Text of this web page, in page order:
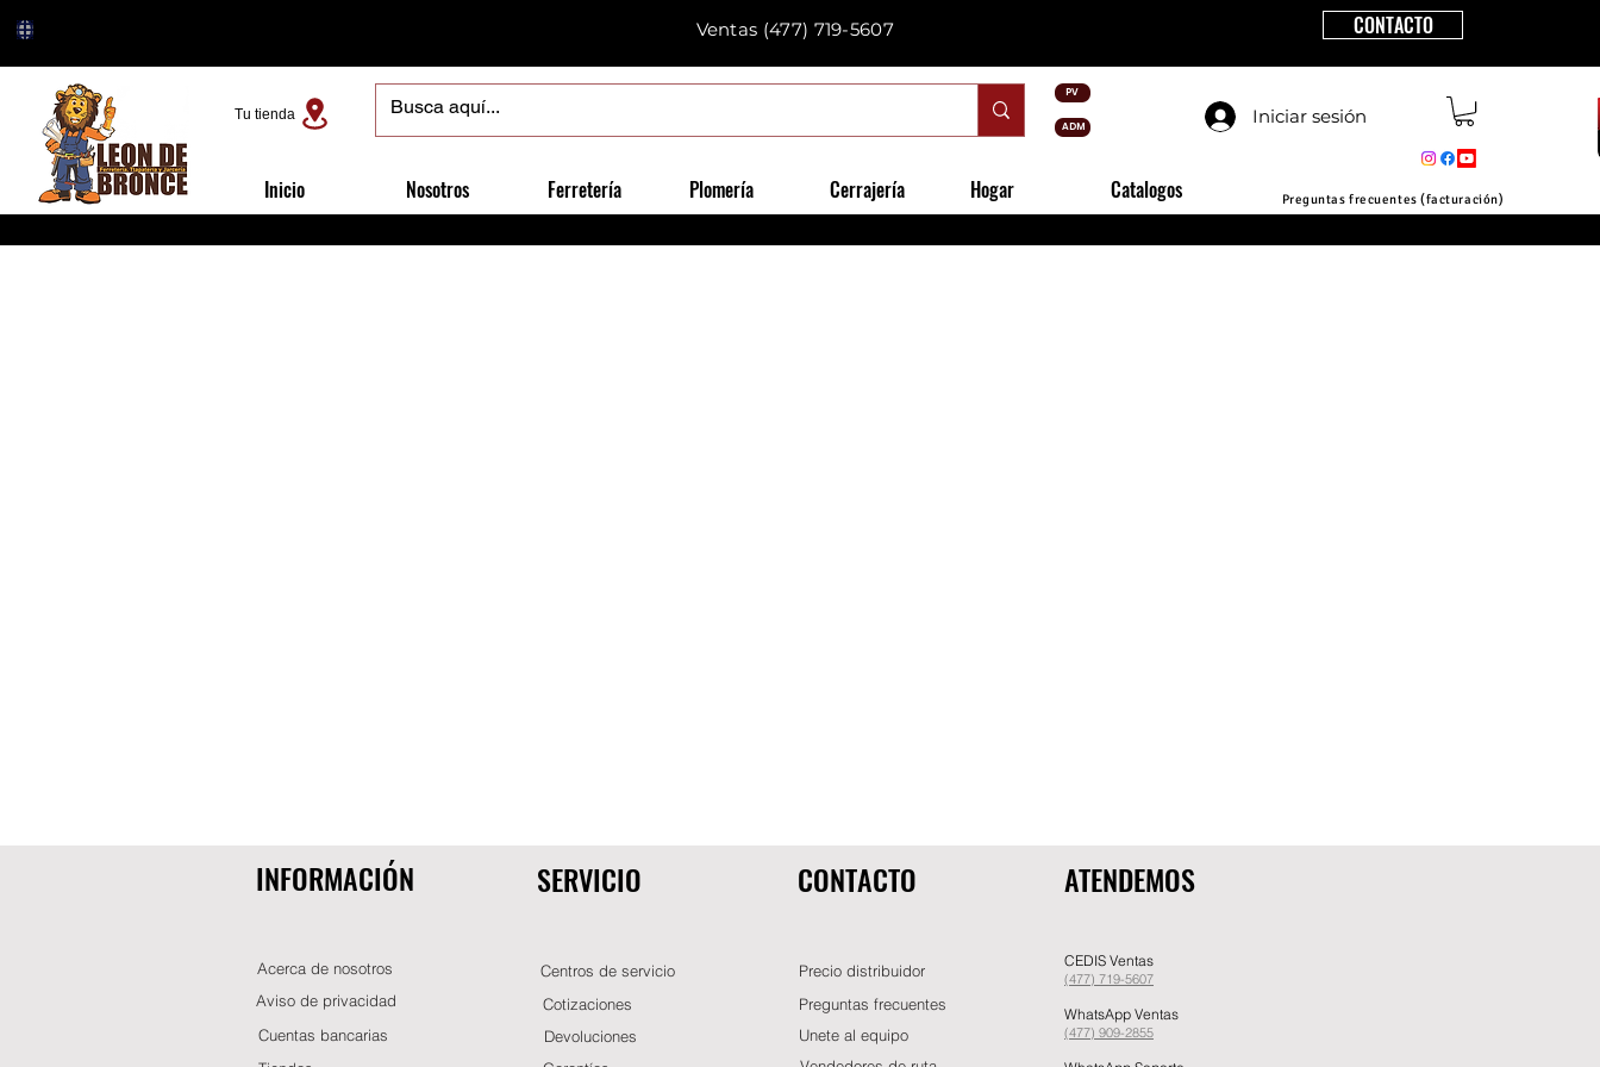
PV
ADM
Ventas (477) 719-5607 CONTACTO
Iniciar sesión
Tu tienda
Inicio Nosotros Ferretería Plomería Cerrajería Hogar Catalogos Preguntas frecuentes (facturación)
INFORMACIÓN
Acerca de nosotros
Aviso de privacidad
Cuentas bancarias
SERVICIO
Centros de servicio
Cotizaciones
Devoluciones
CONTACTO
Precio distribuidor
Preguntas frecuentes
Unete al equipo
ATENDEMOS
CEDIS Ventas
(477) 719-5607
WhatsApp Ventas
(477) 909-2855